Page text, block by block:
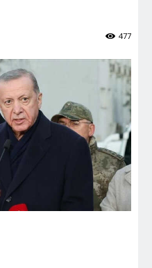
477